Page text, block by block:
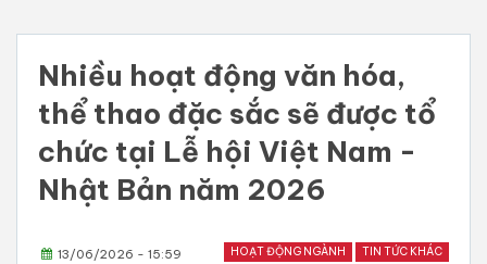
Nhiều hoạt động văn hóa,
thể thao đặc sắc sẽ được tổ
chức tại Lễ hội Việt Nam -
Nhật Bản năm 2026
HOẠT ĐỘNG NGÀNH TIN TỨC KHÁC
13/06/2026 - 15:59